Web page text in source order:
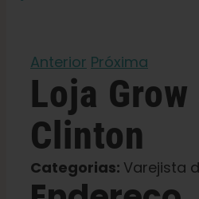
Imprensa
Sobre
Caça ao feno
Anterior Próxima
Loja Grow
Clinton
Categorias: Varejista